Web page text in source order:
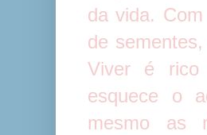
da vida.
de
Viver é
esquece o
mesmo as